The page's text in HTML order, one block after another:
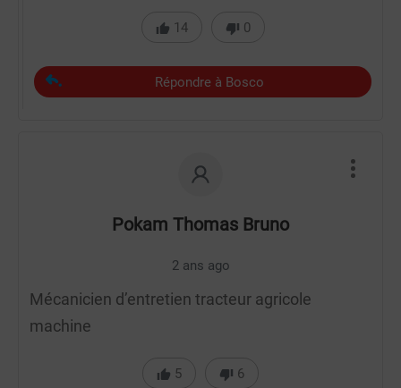
14 0
Répondre à Bosco
Pokam Thomas Bruno
2 ans ago
Mécanicien d’entretien tracteur agricole
machine
5 6